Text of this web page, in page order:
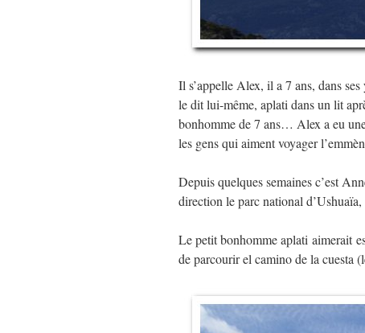
Il s’appelle Alex, il a 7 ans, dans
le dit lui-même, aplati dans un lit
bonhomme de 7 ans… Alex a eu
les gens qui aiment voyager
Depuis quelques semaines c’est
direction le parc national d’Ushuaïa,
Le petit bonhomme aplati aimerait
de parcourir el camino de la cuesta